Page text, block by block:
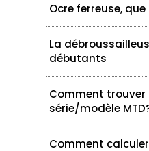
Ocre ferreuse,
La
débutants
Comment trouver
série/modèle
Comment calculer